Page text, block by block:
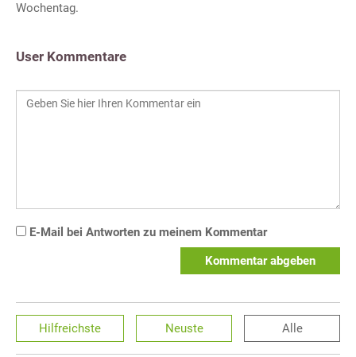
Wochentag.
User Kommentare
E-Mail bei Antworten zu meinem Kommentar
Kommentar abgeben
Hilfreichste Neuste Alle